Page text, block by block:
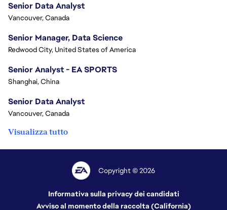
Senior Data Analyst
Vancouver, Canada
Senior Manager, Data Science
Redwood City, United States of America
Senior Analyst - EA SPORTS
Shanghai, China
Senior Data Analyst
Vancouver, Canada
Visualizza tutto
Copyright © 2026
Informativa sulla privacy dei candidati
Avviso al momento della raccolta (California)